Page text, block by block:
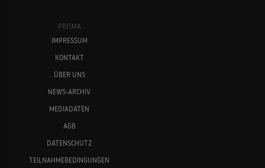
PRISMA
IMPRESSUM
KONTAKT
ÜBER UNS
NEWS-ARCHIV
MEDIADATEN
AGB
DATENSCHUTZ
TEILNAHMEBEDINGUNGEN